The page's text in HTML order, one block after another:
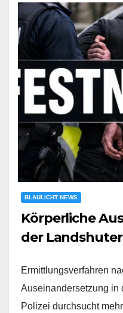
BLAULICHT NEWS
Körperliche
der
Ermittlungsverfahren
Auseinandersetzung in
Polizei durchsucht